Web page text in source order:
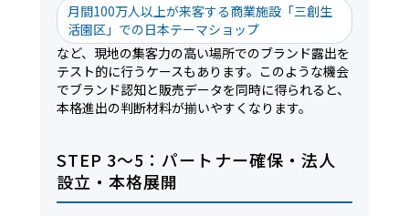
月間100万人以上が来客する商業施設「三創生
活園区」での日本テーマショップ
など、現地の集客力の高い場所でのブランド露出を
テスト的に行うケースもあります。このような機会
でブランド認知と販売データを同時に得られると、
本格進出の判断材料が揃いやすくなります。
STEP 3〜5：パートナー確保・法人
設立・本格展開